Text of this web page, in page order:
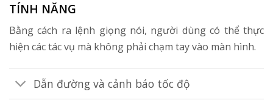
TÍNH NĂNG
Bằng cách ra lệnh giọng nói, người dùng có thể thực
hiện các tác vụ mà không phải chạm tay vào màn hình.
Dẫn đường và cảnh báo tốc độ